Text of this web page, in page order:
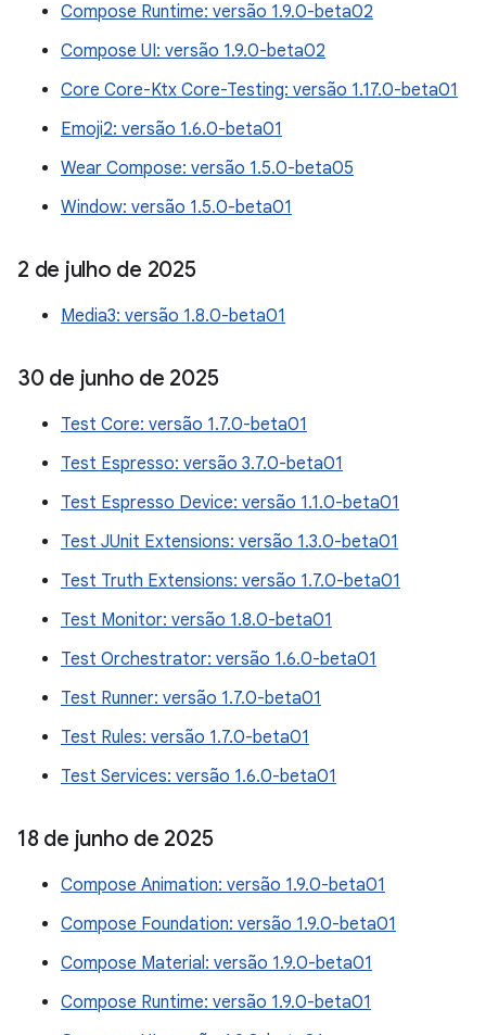
Compose Runtime: versão 1.9.0-beta02
Compose UI: versão 1.9.0-beta02
Core Core-Ktx Core-Testing: versão 1.17.0-beta01
Emoji2: versão 1.6.0-beta01
Wear Compose: versão 1.5.0-beta05
Window: versão 1.5.0-beta01
2 de julho de 2025
Media3: versão 1.8.0-beta01
30 de junho de 2025
Test Core: versão 1.7.0-beta01
Test Espresso: versão 3.7.0-beta01
Test Espresso Device: versão 1.1.0-beta01
Test JUnit Extensions: versão 1.3.0-beta01
Test Truth Extensions: versão 1.7.0-beta01
Test Monitor: versão 1.8.0-beta01
Test Orchestrator: versão 1.6.0-beta01
Test Runner: versão 1.7.0-beta01
Test Rules: versão 1.7.0-beta01
Test Services: versão 1.6.0-beta01
18 de junho de 2025
Compose Animation: versão 1.9.0-beta01
Compose Foundation: versão 1.9.0-beta01
Compose Material: versão 1.9.0-beta01
Compose Runtime: versão 1.9.0-beta01